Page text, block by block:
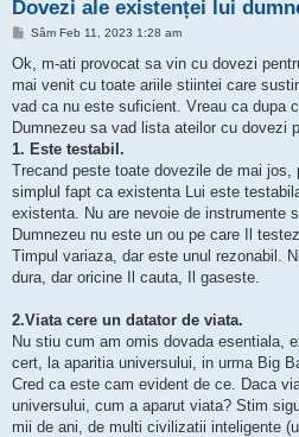
Dovezi ale existenței lui
M
s
j
Sâm Feb 11, 2023 1:28 am
Ok, m-ati provocat sa vin cu dovezi
mai venit cu toate ariile stiintei care
vad ca nu este suficient. Vreau ca dupa
Dumnezeu sa vad lista ateilor cu dovezi
1. Este testabil.
Trecand peste toate dovezile de mai jos,
simplul fapt ca existenta Lui este
existenta. Nu are nevoie de instrumente
Dumnezeu nu este un ou pe care Il
Timpul variaza, dar este unul rezonabil.
dura, dar oricine Il cauta, Il gaseste.
2.Viata cere un datator de viata.
Nu stiu cum am omis dovada esentiala,
cert, la aparitia universului, in urma Big
Cred ca este cam evident de ce. Daca
universului, cum a aparut viata? Stim
mii de ani, de multi civilizatii inteligente